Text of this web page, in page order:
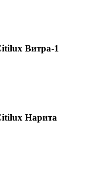
Витра-1
Нарита